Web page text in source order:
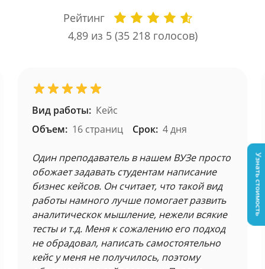
Рейтинг
4,89 из 5 (35 218голосов)
Вид работы: Кейс
Объем: 16 страниц Срок: 4 дня
Один преподаватель в нашем ВУЗе просто
обожает задавать студентам написание
бизнес кейсов. Он считает, что такой вид
работы намного лучше помогает развить
аналитическок мышление, нежели всякие
тесты и т.д. Меня к сожалению его подход
не обрадовал, написать самостоятельно
кейс у меня не получилось, поэтому
Узнать стоимость